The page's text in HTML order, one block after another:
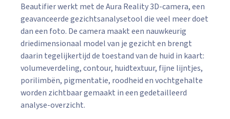
Beautifier werkt met de Aura Reality 3D-camera, een
geavanceerde gezichtsanalysetool die veel meer doet
dan een foto. De camera maakt een nauwkeurig
driedimensionaal model van je gezicht en brengt
daarin tegelijkertijd de toestand van de huid in kaart:
volumeverdeling, contour, huidtextuur, fijne lijntjes,
porilimbën, pigmentatie, roodheid en vochtgehalte
worden zichtbaar gemaakt in een gedetailleerd
analyse-overzicht.